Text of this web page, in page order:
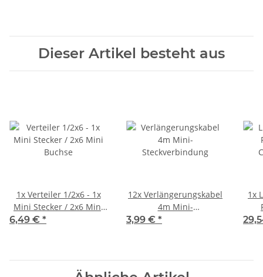
Dieser Artikel besteht aus
1x Verteiler 1/2x6 - 1x
Mini Stecker / 2x6 Mini
Buchse
6,49 € *
12x Verlängerungskabel
4m Mini-
Steckverbindung
3,99 € *
1x